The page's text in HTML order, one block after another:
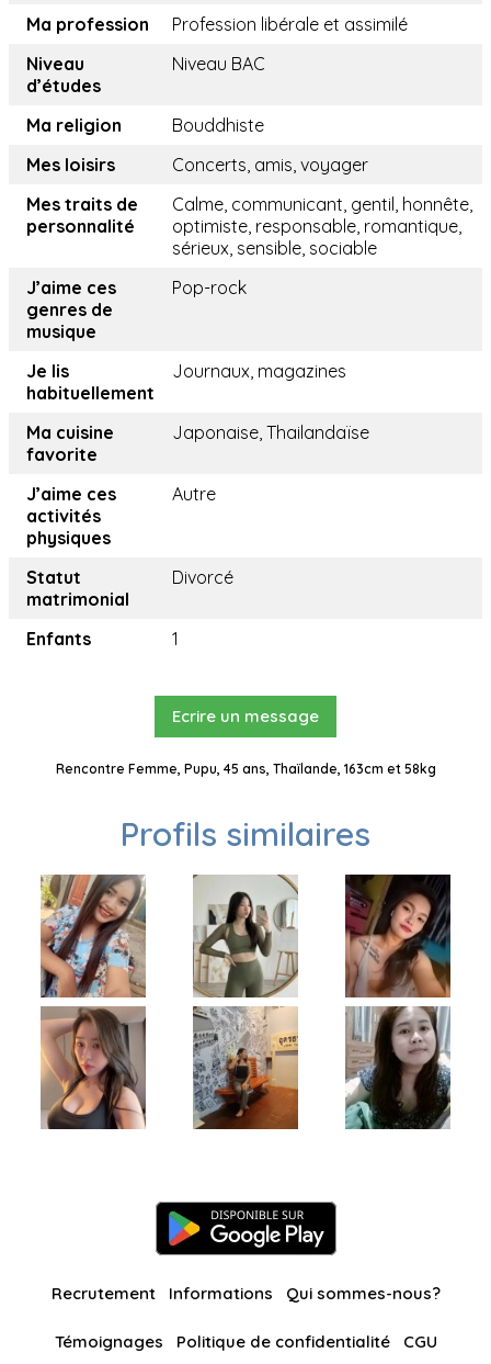
Ma profession
Profession libérale et assimilé
Niveau
d’études
Niveau BAC
Ma religion
Bouddhiste
Mes loisirs
Concerts, amis, voyager
Mes traits de
personnalité
Calme, communicant, gentil, honnête,
optimiste, responsable, romantique,
sérieux, sensible, sociable
J’aime ces
genres de
musique
Pop-rock
Je lis
habituellement
Journaux, magazines
Ma cuisine
favorite
Japonaise, Thailandaïse
J’aime ces
activités
physiques
Autre
Statut
matrimonial
Divorcé
Enfants 1
Ecrire un message
Rencontre Femme, Pupu, 45 ans, Thaïlande, 163cm et 58kg
Profils similaires
Recrutement Informations Qui sommes-nous?
Témoignages Politique de confidentialité CGU